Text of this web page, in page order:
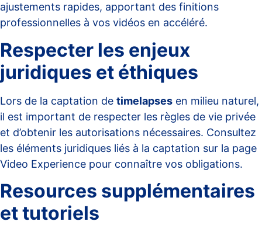
ajustements rapides, apportant des finitions
professionnelles à vos vidéos en accéléré.
Respecter les enjeux
juridiques et éthiques
Lors de la captation de timelapses en milieu naturel,
il est important de respecter les règles de vie privée
et d’obtenir les autorisations nécessaires. Consultez
les éléments juridiques liés à la captation sur la page
Video Experience pour connaître vos obligations.
Resources supplémentaires
et tutoriels